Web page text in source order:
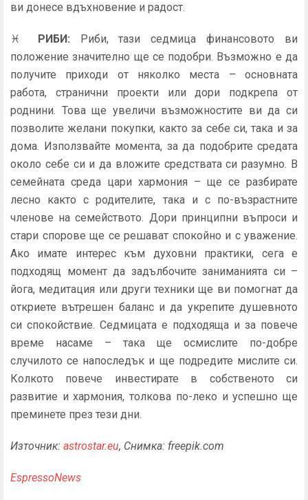
ви донесе вдъхновение и радост.
♓ РИБИ: Риби, тази седмица финансовото ви
положение значително ще се подобри. Възможно е да
получите приходи от няколко места – основната
работа, странични проекти или дори подкрепа от
роднини. Това ще увеличи възможностите ви да си
позволите желани покупки, както за себе си, така и за
дома. Използвайте момента, за да подобрите средата
около себе си и да вложите средствата си разумно. В
семейната среда цари хармония – ще се разбирате
лесно както с родителите, така и с по-възрастните
членове на семейството. Дори принципни въпроси и
стари спорове ще се решават спокойно и с уважение.
Ако имате интерес към духовни практики, сега е
подходящ момент да задълбочите заниманията си –
йога, медитация или други техники ще ви помогнат да
откриете вътрешен баланс и да укрепите душевното
си спокойствие. Седмицата е подходяща и за повече
време насаме – така ще осмислите по-добре
случилото се напоследък и ще подредите мислите си.
Колкото повече инвестирате в собственото си
развитие и хармония, толкова по-леко и успешно ще
преминете през тези дни.
Източник: astrostar.eu, Снимка: freepik.com
EspressoNews